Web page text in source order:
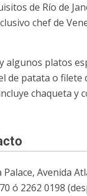
de Río de
chef de
algunos platos
de patata o filete
chaqueta y
Avenida
ó 2262 0198